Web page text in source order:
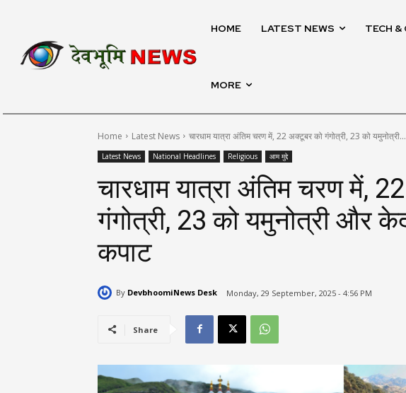
HOME LATEST NEWS TECH &
MORE
Home Latest News चारधाम यात्रा अंतिम चरण में, 22 अक्टूबर को गंगोत्री, 23 को यमुनोत्री...
Latest News National Headlines Religious आम मुद्दे
चारधाम यात्रा अंतिम चरण में,
गंगोत्री, 23 को यमुनोत्री और
कपाट
By DevbhoomiNews Desk Monday, 29 September, 2025 - 4:56 PM
Share